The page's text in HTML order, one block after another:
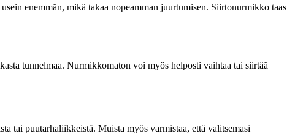
enemmän, mikä takaa nopeamman juurtumisen. Siirtonurmikko taas
tunnelmaa. Nurmikkomaton voi myös helposti vaihtaa tai siirtää
tai puutarhaliikkeistä. Muista myös varmistaa, että valitsemasi